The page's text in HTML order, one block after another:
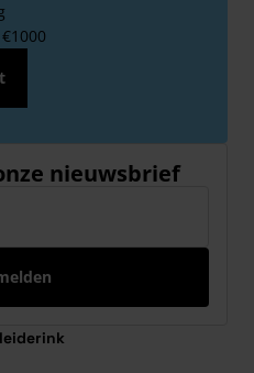
nieuwsbrief